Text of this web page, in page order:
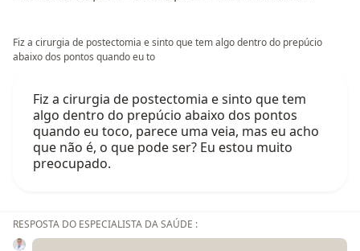
Fiz a cirurgia de postectomia e sinto que tem algo dentro do prepúcio
abaixo dos pontos quando eu to
Fiz a cirurgia de postectomia e sinto que tem
algo dentro do prepúcio abaixo dos pontos
quando eu toco, parece uma veia, mas eu acho
que não é, o que pode ser? Eu estou muito
preocupado.
RESPOSTA DO ESPECIALISTA DA SAÚDE :